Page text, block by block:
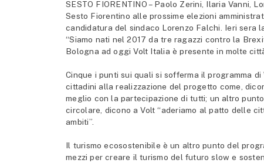
SESTO FIORENTINO – Paolo Zerini, Ilaria Vanni,
Sesto Fiorentino alle prossime elezioni
candidatura del sindaco Lorenzo Falchi. Ieri sera
“Siamo nati nel 2017 da tre ragazzi contro la
Bologna ad oggi Volt Italia è presente in molte
Cinque i punti sui quali si sofferma il programma
cittadini alla realizzazione del progetto come,
meglio con la partecipazione di tutti; un altro
circolare, dicono a Volt “aderiamo al patto delle
ambiti”.
Il turismo ecosostenibile è un altro punto del
mezzi per creare il turismo del futuro slow e